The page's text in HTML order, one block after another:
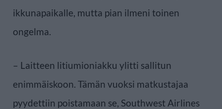
ikkunapaikalle, mutta pian ilmeni toinen
ongelma.
– Laitteen litiumioniakku ylitti sallitun
enimmäiskoon. Tämän vuoksi matkustajaa
pyydettiin poistamaan se, Southwest Airlines